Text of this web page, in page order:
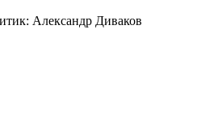
Александр Диваков